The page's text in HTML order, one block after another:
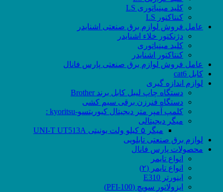
کلید مینیاتوری LS
کنتاکتور LS
عامل فروش لوازم برق صنعتی اشنایدر
دژنکتور خلاء اشنایدر
کلید مینیاتوری
کنتاکتور اشنایدر
عامل فروش لوازم برق صنعتی پارس فانال
کابل cat6
لوازم اندازه گیری
دستگاه چاپ لیبل کابل برند Brother
دستگاه فنرزن برقی سیم کشی
کلمپ آمپر متر دیجیتال کیوریتسو-kyoritsu :
میگر دیجیتالی
میگر ۵ کیلو ولت یونیتی UNI-T UT513A
لوازم برق صنعتی تابلویی
محصولات پارس فانال
انواع تایمر
انواع تایمر (۲)
اینورتر E310
ایزولاتور سویچ (PFI-100)